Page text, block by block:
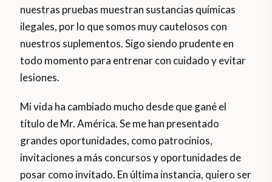
nuestras pruebas muestran sustancias químicas
ilegales, por lo que somos muy cautelosos con
nuestros suplementos. Sigo siendo prudente en
todo momento para entrenar con cuidado y evitar
lesiones.
Mi vida ha cambiado mucho desde que gané el
título de Mr. América. Se me han presentado
grandes oportunidades, como patrocinios,
invitaciones a más concursos y oportunidades de
posar como invitado. En última instancia, quiero ser